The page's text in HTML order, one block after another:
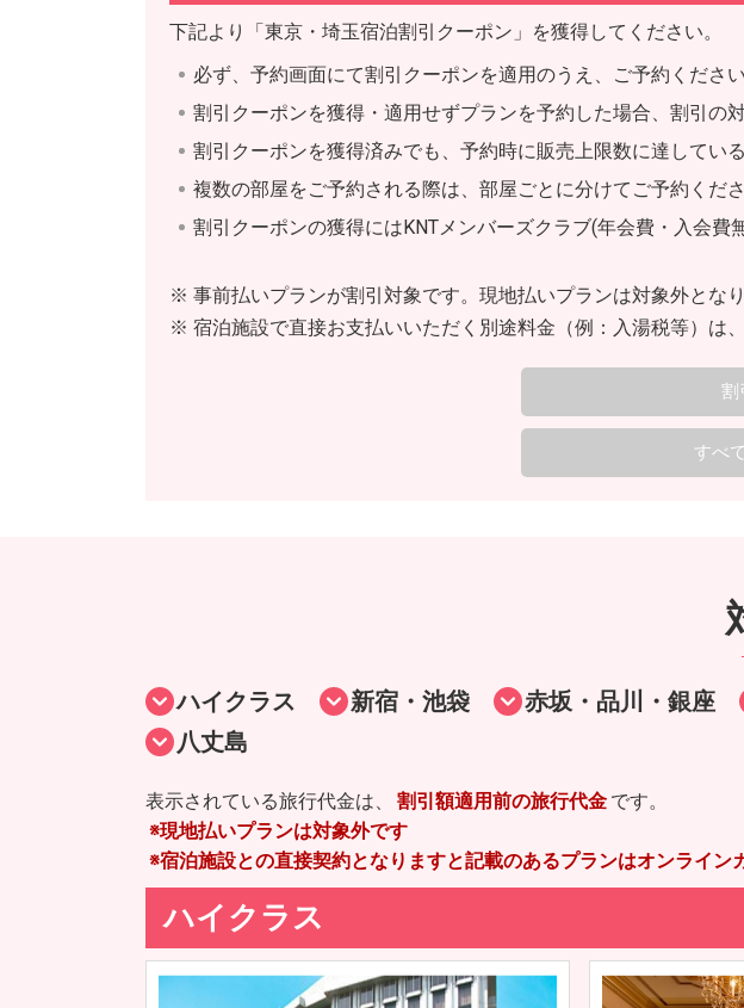
下記より「東京・埼玉宿泊割引クーポン」を獲得してください。
必ず、予約画面にて割引クーポンを適用のうえ、ご予約ください
割引クーポンを獲得・適用せずプランを予約した場合、割引の
割引クーポンを獲得済みでも、予約時に販売上限数に達してい
複数の部屋をご予約される際は、部屋ごとに分けてご予約くださ
割引クーポンの獲得にはKNTメンバーズクラブ(年会費・入会費
事前払いプランが割引対象です。現地払いプランは対象外となり
宿泊施設で直接お支払いいただく別途料金（例：入湯税等）は
割
すべ
ハイクラス 新宿・池袋 赤坂・品川・銀座
八丈島
表示されている旅行代金は、 割引額適用前の旅行代金 です。
※現地払いプランは対象外です
※宿泊施設との直接契約となりますと記載のあるプランはオンライン
ハイクラス